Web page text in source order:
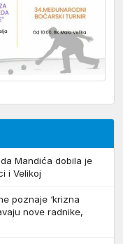
Mandića dobila je
i Velikoj
poznaje ‘krizna
nove radnike,